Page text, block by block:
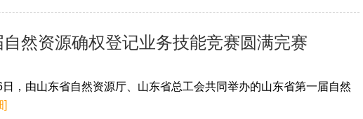
然资源确权登记业务技能竞赛圆满完赛
，由山东省自然资源厅、山东省总工会共同举办的山东省第一届自然
]